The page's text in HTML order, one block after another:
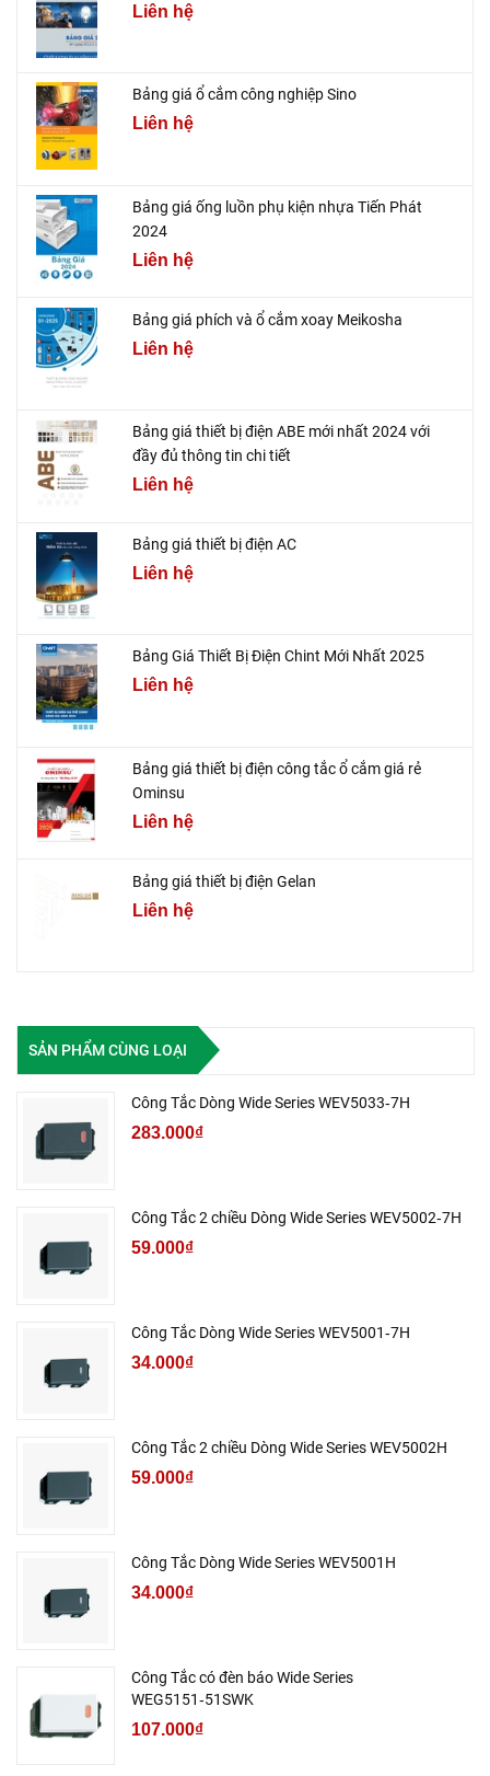
Liên hệ
Bảng giá ổ cắm công nghiệp Sino
Liên hệ
Bảng giá ống luồn phụ kiện nhựa Tiến Phát
2024
Liên hệ
Bảng giá phích và ổ cắm xoay Meikosha
Liên hệ
Bảng giá thiết bị điện ABE mới nhất 2024 với
đầy đủ thông tin chi tiết
Liên hệ
Bảng giá thiết bị điện AC
Liên hệ
Bảng Giá Thiết Bị Điện Chint Mới Nhất 2025
Liên hệ
Bảng giá thiết bị điện công tắc ổ cắm giá rẻ
Ominsu
Liên hệ
Bảng giá thiết bị điện Gelan
Liên hệ
SẢN PHẨM CÙNG LOẠI
Công Tắc Dòng Wide Series WEV5033‑7H
283.000₫
Công Tắc 2 chiều Dòng Wide Series WEV5002‑7H
59.000₫
Công Tắc Dòng Wide Series WEV5001‑7H
34.000₫
Công Tắc 2 chiều Dòng Wide Series WEV5002H
59.000₫
Công Tắc Dòng Wide Series WEV5001H
34.000₫
Công Tắc có đèn báo Wide Series
WEG5151‑51SWK
107.000₫